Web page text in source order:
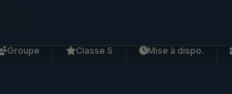
Groupe Classe S Mise à dispo.